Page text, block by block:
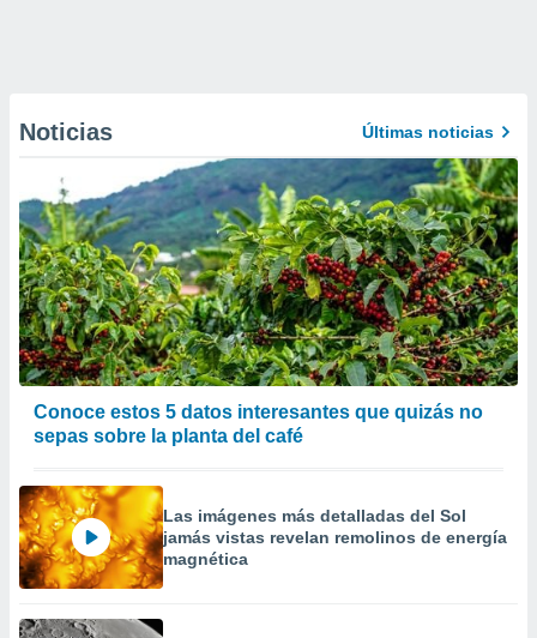
Noticias Últimas noticias
Conoce estos 5 datos interesantes que quizás no
sepas sobre la planta del café
Las imágenes más detalladas del Sol
jamás vistas revelan remolinos de energía
magnética